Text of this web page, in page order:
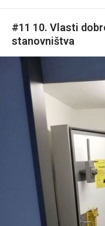
#11 10. Vlasti
stanovništva